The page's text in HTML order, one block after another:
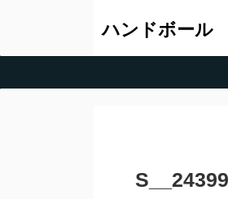
ハンドボール